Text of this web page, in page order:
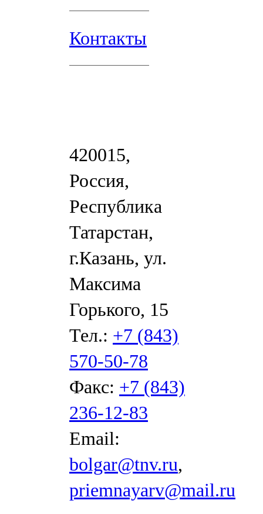
Контакты
420015,
Россия,
Республика
Татарстан,
г.Казань, ул.
Максима
Горького, 15
Тел.: +7 (843)
570-50-78
Факс: +7 (843)
236-12-83
Email:
bolgar@tnv.ru,
priemnayarv@mail.ru